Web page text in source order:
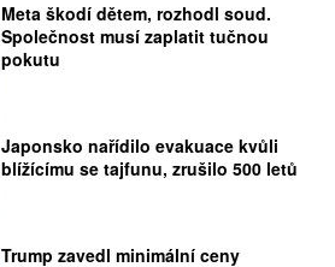
Meta škodí dětem, rozhodl soud.
Společnost musí zaplatit tučnou
pokutu
Japonsko nařídilo evakuace kvůli
blížícímu se tajfunu, zrušilo 500 letů
Trump zavedl minimální ceny